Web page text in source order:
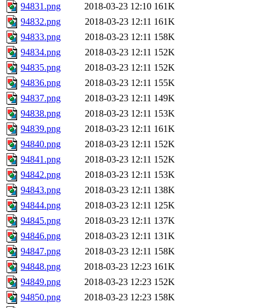
94831.png
2018-03-23 12:10 161K
94832.png
2018-03-23 12:11 161K
94833.png
2018-03-23 12:11 158K
94834.png
2018-03-23 12:11 152K
94835.png
2018-03-23 12:11 152K
94836.png
2018-03-23 12:11 155K
94837.png
2018-03-23 12:11 149K
94838.png
2018-03-23 12:11 153K
94839.png
2018-03-23 12:11 161K
94840.png
2018-03-23 12:11 152K
94841.png
2018-03-23 12:11 152K
94842.png
2018-03-23 12:11 153K
94843.png
2018-03-23 12:11 138K
94844.png
2018-03-23 12:11 125K
94845.png
2018-03-23 12:11 137K
94846.png
2018-03-23 12:11 131K
94847.png
2018-03-23 12:11 158K
94848.png
2018-03-23 12:23 161K
94849.png
2018-03-23 12:23 152K
94850.png
2018-03-23 12:23 158K